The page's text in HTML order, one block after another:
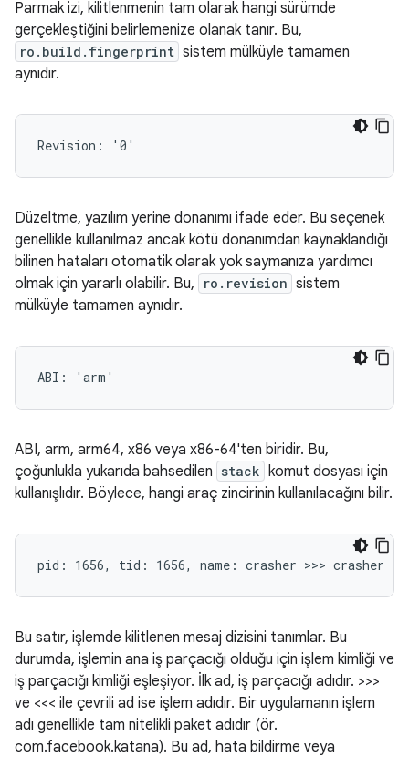
Parmak izi, kilitlenmenin tam olarak hangi sürümde
gerçekleştiğini belirlemenize olanak tanır. Bu,
ro.build.fingerprint sistem mülküyle tamamen
aynıdır.
Düzeltme, yazılım yerine donanımı ifade eder. Bu seçenek
genellikle kullanılmaz ancak kötü donanımdan kaynaklandığı
bilinen hataları otomatik olarak yok saymanıza yardımcı
olmak için yararlı olabilir. Bu,
ro.revision sistem
mülküyle tamamen aynıdır.
ABI, arm, arm64, x86 veya x86-64'ten biridir. Bu,
çoğunlukla yukarıda bahsedilen stack komut dosyası için
kullanışlıdır. Böylece, hangi araç zincirinin kullanılacağını bilir.
Bu satır, işlemde kilitlenen mesaj dizisini tanımlar. Bu
durumda, işlemin ana iş parçacığı olduğu için işlem kimliği ve
iş parçacığı kimliği eşleşiyor. İlk ad, iş parçacığı adıdır. >>>
ve <<< ile çevrili ad ise işlem adıdır. Bir uygulamanın işlem
adı genellikle tam nitelikli paket adıdır (ör.
com.facebook.katana). Bu ad, hata bildirme veya